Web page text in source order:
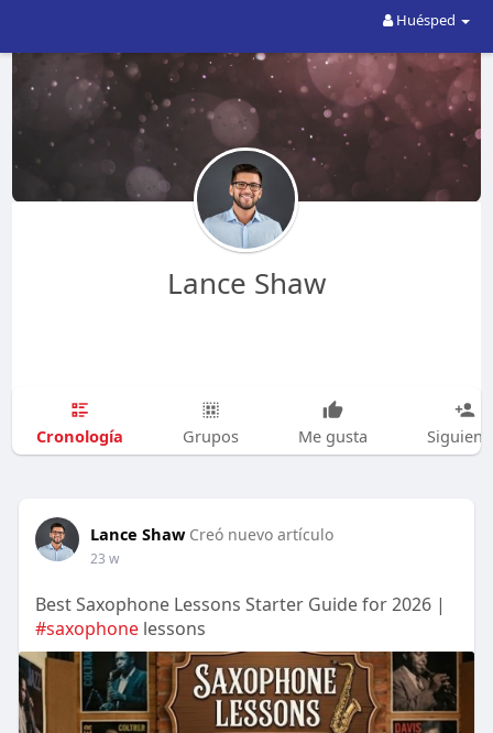
Huésped
Lance Shaw
Cronología Grupos Me gusta
Lance Shaw Creó nuevo artículo
23 w
Best Saxophone Lessons Starter Guide for 2026 |
#saxophonelessons